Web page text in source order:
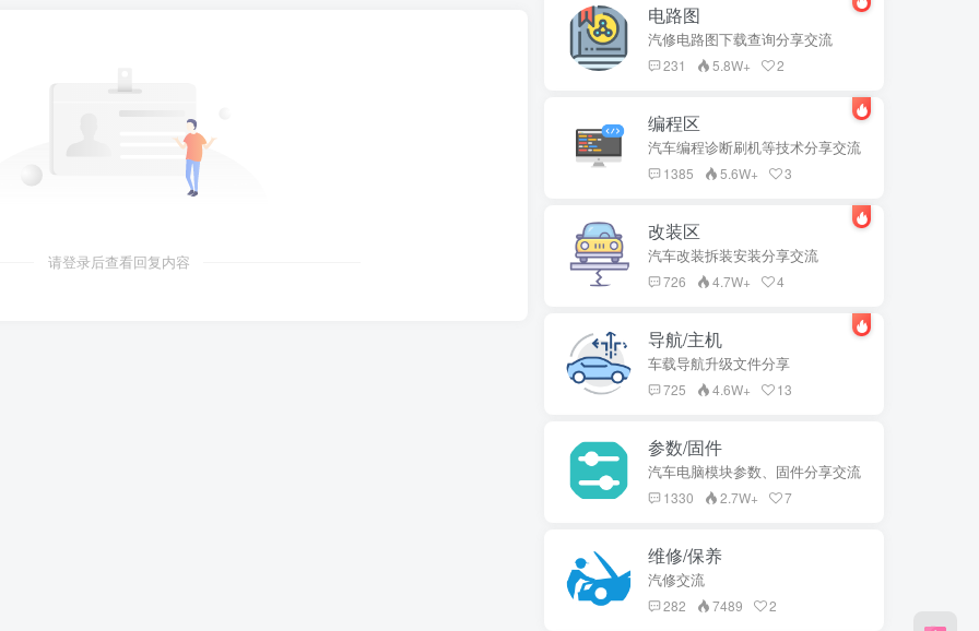
请登录后查看回复内容
电路图
汽修电路图下载查询分享交流
231 5.8W+ 2
编程区
汽车编程诊断刷机等技术分享交流
1385 5.6W+ 3
改装区
汽车改装拆装安装分享交流
726 4.7W+ 4
导航/主机
车载导航升级文件分享
725 4.6W+ 13
参数/固件
汽车电脑模块参数、固件分享交流
1330 2.7W+ 7
维修/保养
汽修交流
282 7489 2